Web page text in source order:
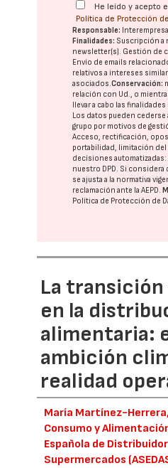
He leído y acepto
Política de Protección
Responsable:
Finalidades: Suscripción a
newsletter(s). Gestión de
Envío de emails
relativos a intereses
asociados.Conservación:
relación con Ud., o
llevar a cabo las
Los datos pueden cederse
grupo por motivos de
Acceso, rectificación,
portabilidad, limitación del
decisiones automatizadas:
nuestro DPD. Si considera
se ajusta a la normativa
reclamación ante laAEPD.
Política de Protección de
La
en la
alimentaria:
ambición
realidad
María Martínez-
Consumo y
Española de
Supermercados